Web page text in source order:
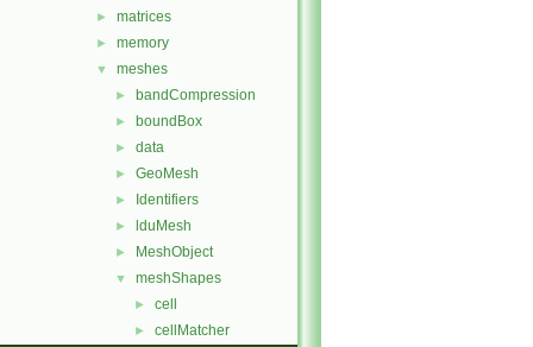
► matrices
► memory
▼ meshes
► bandCompression
► boundBox
► data
► GeoMesh
► Identifiers
► lduMesh
► MeshObject
▼ meshShapes
► cell
► cellMatcher